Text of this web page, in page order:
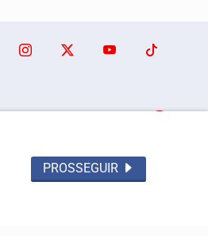
PROSSEGUIR